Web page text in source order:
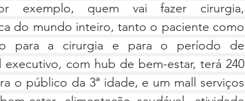
exemplo, quem vai fazer cirurgia,
do mundo inteiro, tanto o paciente como
para a cirurgia e para o período de
com hub de bem-estar, terá 240
o público da 3ª idade, e um mall serviços